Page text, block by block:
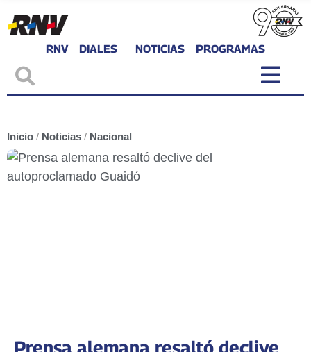
RNV DIALES NOTICIAS PROGRAMAS
Inicio / Noticias / Nacional
Prensa alemana resaltó declive